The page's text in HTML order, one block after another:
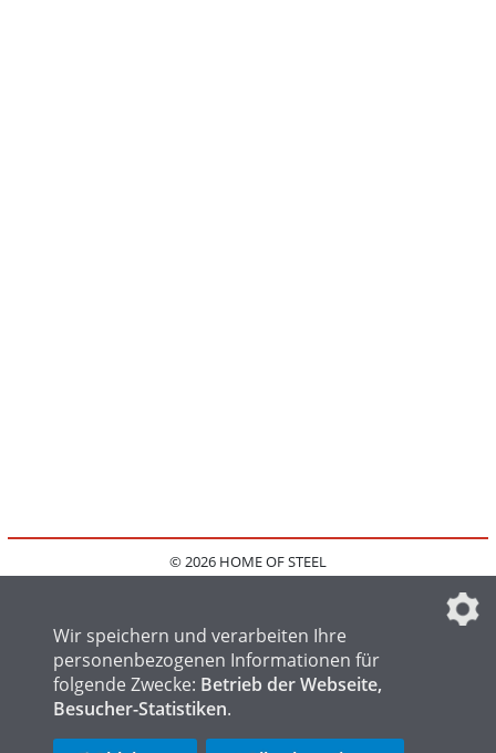
© 2026 HOME OF STEEL
IMPRESSUM
FAQ
DATENSCHUTZEINSTELLUNGEN
HOME OF WELDING
HOME OF LOGISTICS
Wir speichern und verarbeiten Ihre
personenbezogenen Informationen für
folgende Zwecke: Betrieb der Webseite,
Besucher-Statistiken.